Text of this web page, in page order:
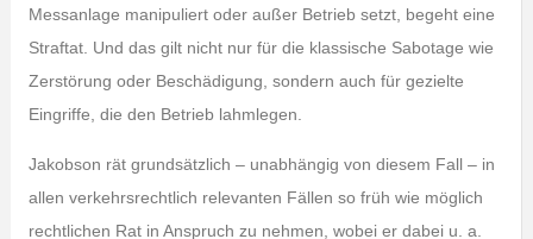
Messanlage manipuliert oder außer Betrieb setzt, begeht eine
Straftat. Und das gilt nicht nur für die klassische Sabotage wie
Zerstörung oder Beschädigung, sondern auch für gezielte
Eingriffe, die den Betrieb lahmlegen.
Jakobson rät grundsätzlich – unabhängig von diesem Fall – in
allen verkehrsrechtlich relevanten Fällen so früh wie möglich
rechtlichen Rat in Anspruch zu nehmen, wobei er dabei u. a.